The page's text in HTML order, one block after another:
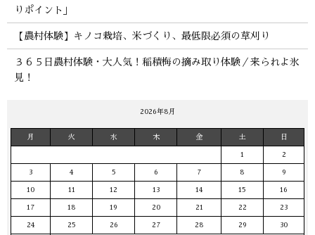
りポイント」
【農村体験】キノコ栽培、米づくり、最低限必須の草刈り
３６５日農村体験・大人気！稲積梅の摘み取り体験／来られよ氷
見！
2026年8月
月 火 水 木 金 土 日
1 2
3 4 5 6 7 8 9
10 11 12 13 14 15 16
17 18 19 20 21 22 23
24 25 26 27 28 29 30